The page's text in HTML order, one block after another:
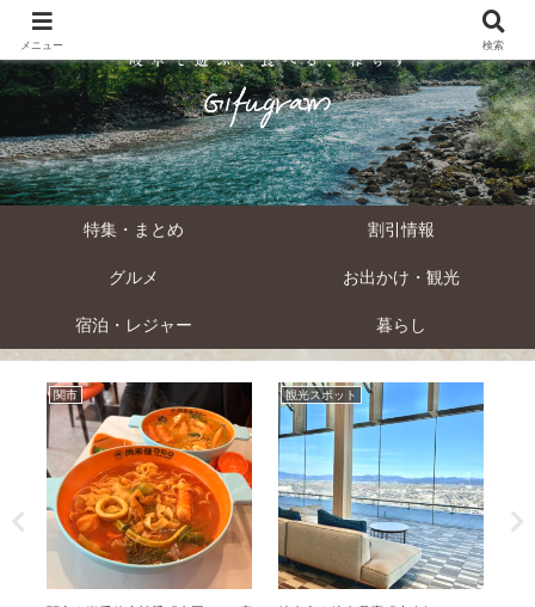
特集・まとめ 割引情報
グルメ お出かけ・観光
宿泊・レジャー 暮らし
関市 観光スポット
メニュー 検索